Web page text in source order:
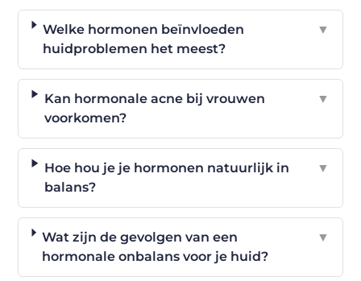
Welke hormonen beïnvloeden
huidproblemen het meest?
▼
Kan hormonale acne bij vrouwen
voorkomen?
▼
Hoe hou je je hormonen natuurlijk in
balans?
▼
Wat zijn de gevolgen van een
hormonale onbalans voor je huid?
▼